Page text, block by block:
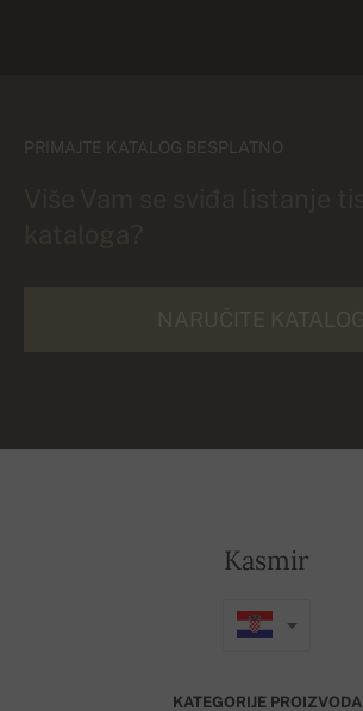
PRIMAJTE KATALOG BESPLATNO
Kasmir
KATEGORIJE PROIZVODA